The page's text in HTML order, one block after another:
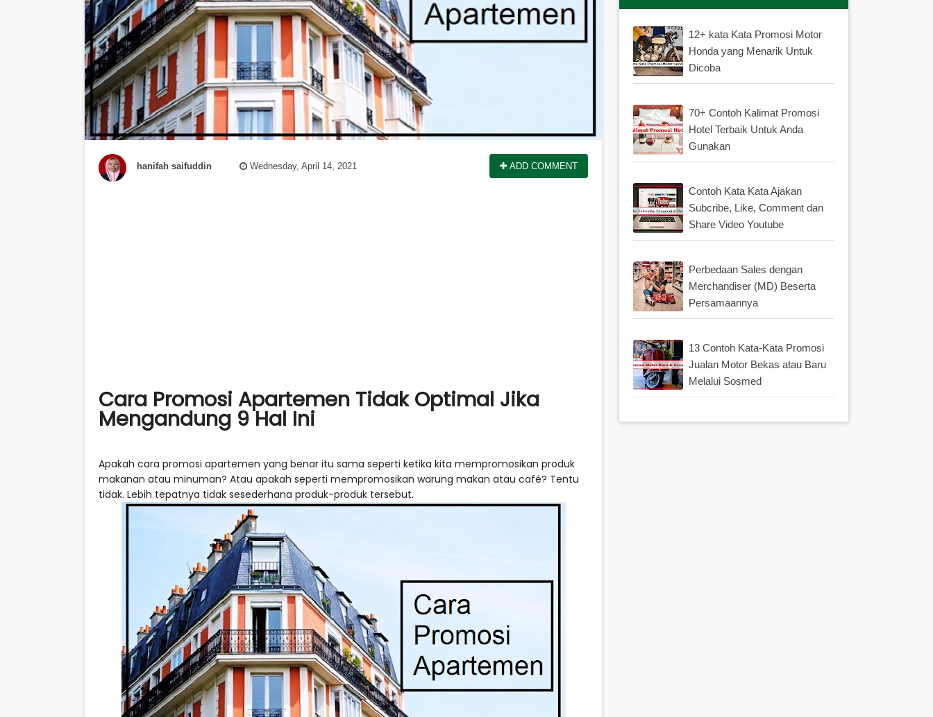
hanifah saifuddin Wednesday, April 14, 2021 ADD COMMENT
Cara Promosi Apartemen Tidak Optimal Jika
Mengandung 9 Hal Ini
Apakah cara promosi apartemen yang benar itu sama seperti ketika kita mempromosikan produk
makanan atau minuman? Atau apakah seperti mempromosikan warung makan atau café? Tentu
tidak. Lebih tepatnya tidak sesederhana produk-produk tersebut.
12+ kata Kata Promosi Motor
Honda yang Menarik Untuk
Dicoba
70+ Contoh Kalimat Promosi
Hotel Terbaik Untuk Anda
Gunakan
Contoh Kata Kata Ajakan
Subcribe, Like, Comment dan
Share Video Youtube
Perbedaan Sales dengan
Merchandiser (MD) Beserta
Persamaannya
13 Contoh Kata-Kata Promosi
Jualan Motor Bekas atau Baru
Melalui Sosmed